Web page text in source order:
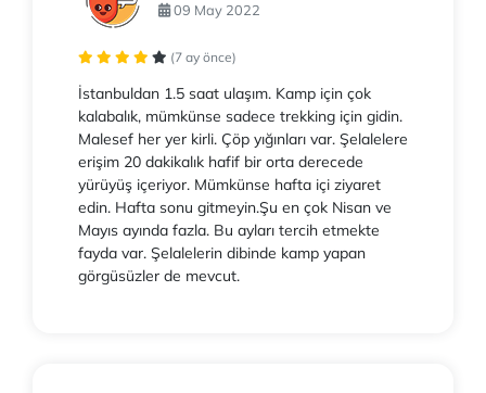
09 May 2022
(7 ay önce)
İstanbuldan 1.5 saat ulaşım. Kamp için çok
kalabalık, mümkünse sadece trekking için gidin.
Malesef her yer kirli. Çöp yığınları var. Şelalelere
erişim 20 dakikalık hafif bir orta derecede
yürüyüş içeriyor. Mümkünse hafta içi ziyaret
edin. Hafta sonu gitmeyin.Şu en çok Nisan ve
Mayıs ayında fazla. Bu ayları tercih etmekte
fayda var. Şelalelerin dibinde kamp yapan
görgüsüzler de mevcut.